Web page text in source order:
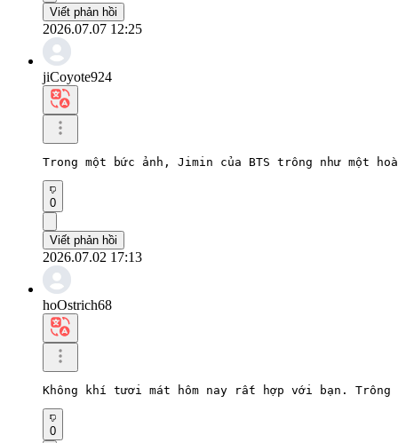
Viết phản hồi
2026.07.07 12:25
jiCoyote924
Trong một bức ảnh, Jimin của BTS trông như một
0
Viết phản hồi
2026.07.02 17:13
hoOstrich68
Không khí tươi mát hôm nay rất hợp với bạn.
0